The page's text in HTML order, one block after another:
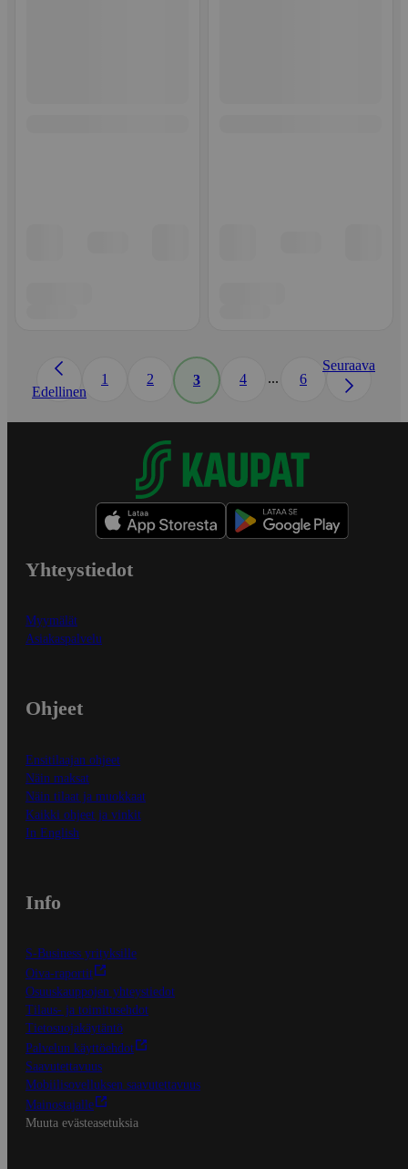
Edellinen
1 2 3 4 ... 6
Seuraava
Yhteystiedot
Myymälät
Asiakaspalvelu
Ohjeet
Ensitilaajan ohjeet
Näin maksat
Näin tilaat ja muokkaat
Kaikki ohjeet ja vinkit
In English
Info
S-Business yrityksille
Oiva-raportit
Osuuskauppojen yhteystiedot
Tilaus- ja toimitusehdot
Tietosuojakäytäntö
Palvelun käyttöehdot
Saavutettavuus
Mobiilisovelluksen saavutettavuus
Mainostajalle
Muuta evästeasetuksia